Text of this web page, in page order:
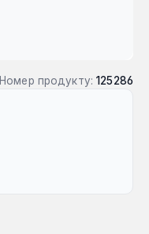
Номер продукту: 125286